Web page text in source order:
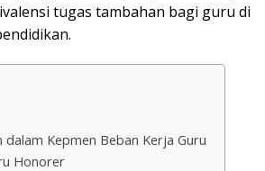
tugas tambahan bagi guru di
dalam Kepmen Beban Kerja Guru
Honorer